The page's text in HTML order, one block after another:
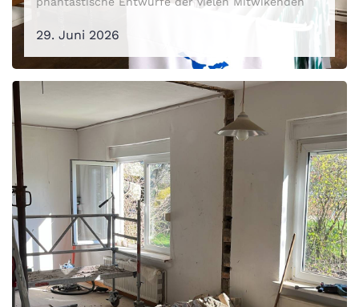
29. Juni 2026